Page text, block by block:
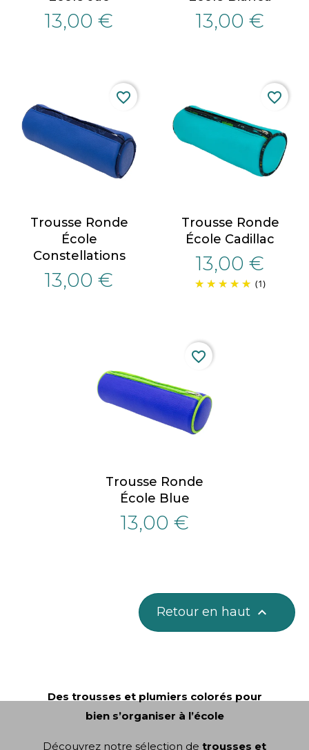
13,00 € 13,00 €
Trousse Ronde
École
Constellations
13,00 €
favorite_border
Trousse Ronde
École Cadillac
13,00 €
(1)
favorite_border
Trousse Ronde
École Blue
13,00 €
favorite_border
Retour en haut 
Des trousses et plumiers colorés pour
bien s’organiser à l’école
Découvrez notre sélection de trousses et